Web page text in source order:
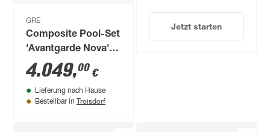
GRE
Composite Pool-Set
'Avantgarde Nova'
rechteckig grau 315
× 175 × 96 cm, Smart
Plug Modul
4.049,00 €
Lieferung nach Hause
Bestellbar in Troisdorf
Jetzt starten